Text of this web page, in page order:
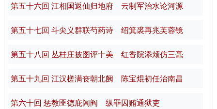
第五十六回 江相国返仙归地府 云制军治水论河源
第五十七回 斗尖义群联芍药诗 绍箕裘再兆芙蓉镜
第五十八回 丛桂庄披图评十美 红香院添颊仿三毫
第五十九回 江汉槎满丧朝北阙 陈宝焜初任治南昌
第六十回 惩教匪德庇闾阎 纵罪囚贿通狱吏